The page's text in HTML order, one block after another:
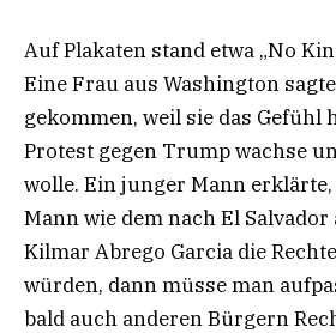
Auf Plakaten stand etwa „No
Eine Frau aus Washington
gekommen, weil sie das Gefühl
Protest gegen Trump wachse
wolle. Ein junger Mann
Mann wie dem nach El
Kilmar Abrego Garcia die
würden, dann müsse man
bald auch anderen Bürgern